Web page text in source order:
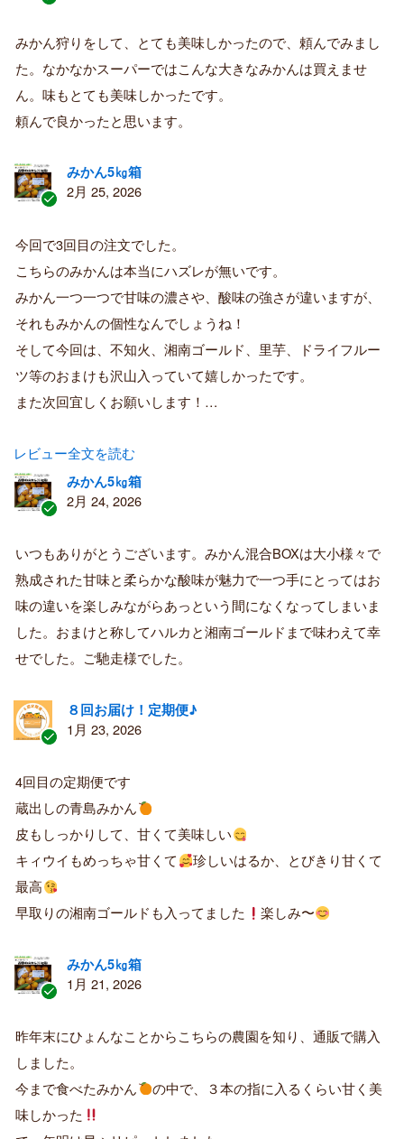
証
済
み
購
者
みかん狩りをして、とても美味しかったので、頼んでみまし
た。なかなかスーパーではこんな大きなみかんは買えませ
ん。味もとても美味しかったです。
頼んで良かったと思います。
証
済
み
購
者
みかん5㎏箱
2月 25, 2026
今回で3回目の注文でした。
こちらのみかんは本当にハズレが無いです。
みかん一つ一つで甘味の濃さや、酸味の強さが違いますが、
それもみかんの個性なんでしょうね！
そして今回は、不知火、湘南ゴールド、里芋、ドライフルー
ツ等のおまけも沢山入っていて嬉しかったです。
また次回宜しくお願いします！…
レビュー全文を読む
証
済
み
購
者
みかん5㎏箱
2月 24, 2026
いつもありがとうございます。みかん混合BOXは大小様々で
熟成された甘味と柔らかな酸味が魅力で一つ手にとってはお
味の違いを楽しみながらあっという間になくなってしまいま
した。おまけと称してハルカと湘南ゴールドまで味わえて幸
せでした。ご馳走様でした。
証
済
み
購
者
８回お届け！定期便♪
1月 23, 2026
4回目の定期便です
蔵出しの青島みかん
皮もしっかりして、甘くて美味しい
キィウイもめっちゃ甘くて
珍しいはるか、とびきり甘くて
最高
早取りの湘南ゴールドも入ってました
楽しみ〜
証
済
み
購
者
みかん5㎏箱
1月 21, 2026
昨年末にひょんなことからこちらの農園を知り、通販で購入
しました。
今まで食べたみかん
の中で、３本の指に入るくらい甘く美
味しかった